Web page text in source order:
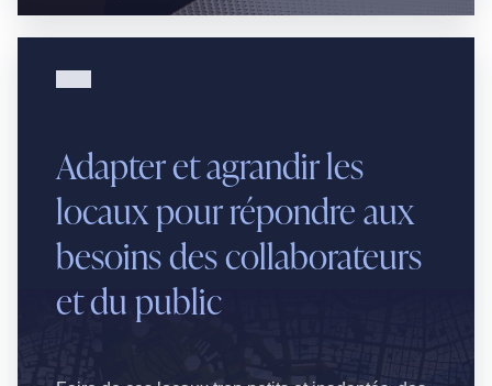
Adapter et agrandir les
locaux pour répondre aux
besoins des collaborateurs
et du public